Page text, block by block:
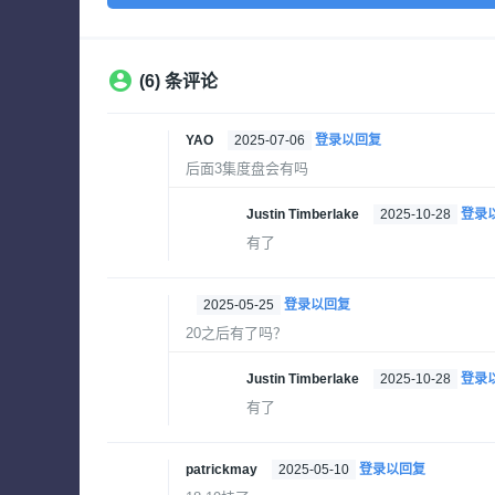
(6) 条评论
YAO 2025-07-06 登录以回复
后面3集度盘会有吗
Justin Timberlake 2025-10-28 登录
有了
2025-05-25 登录以回复
20之后有了吗？
Justin Timberlake 2025-10-28 登录
有了
patrickmay 2025-05-10 登录以回复